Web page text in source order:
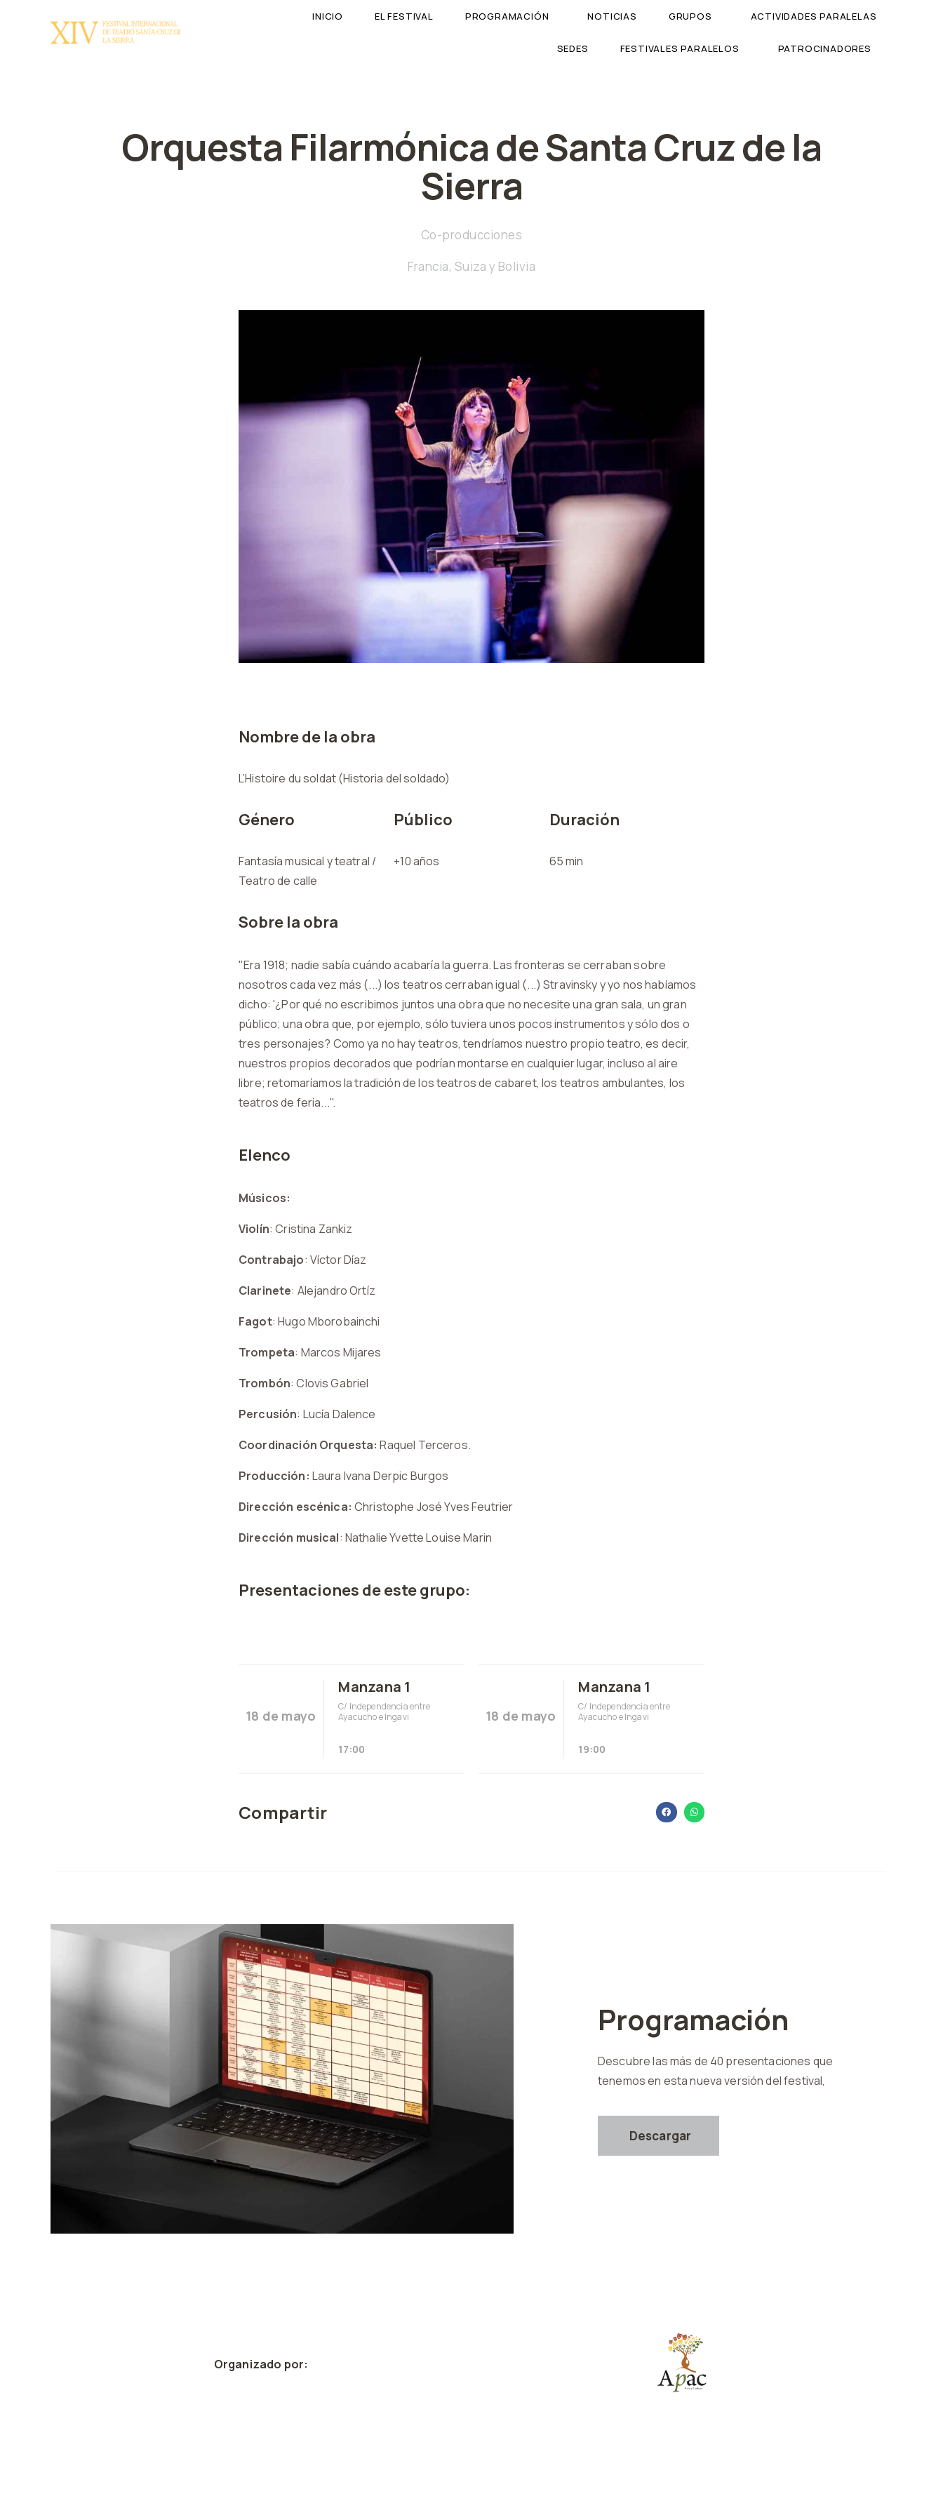
INICIO EL FESTIVAL PROGRAMACIÓN NOTICIAS GRUPOS ACTIVIDADES PARALELAS
SEDES FESTIVALES PARALELOS PATROCINADORES
Orquesta Filarmónica de Santa Cruz de la
Sierra
Co-producciones
Francia, Suiza y Bolivia
Nombre de la obra
L’Histoire du soldat (Historia del soldado)
Género
Fantasía musical y teatral /
Teatro de calle
Público
+10 años
Duración
65 min
Sobre la obra
"Era 1918; nadie sabía cuándo acabaría la guerra. Las fronteras se cerraban sobre
nosotros cada vez más (...) los teatros cerraban igual (...) Stravinsky y yo nos habíamos
dicho: '¿Por qué no escribimos juntos una obra que no necesite una gran sala, un gran
público; una obra que, por ejemplo, sólo tuviera unos pocos instrumentos y sólo dos o
tres personajes? Como ya no hay teatros, tendríamos nuestro propio teatro, es decir,
nuestros propios decorados que podrían montarse en cualquier lugar, incluso al aire
libre; retomaríamos la tradición de los teatros de cabaret, los teatros ambulantes, los
teatros de feria...".
Elenco
Músicos:
Violín: Cristina Zankiz
Contrabajo: Víctor Díaz
Clarinete: Alejandro Ortíz
Fagot: Hugo Mborobainchi
Trompeta: Marcos Mijares
Trombón: Clovis Gabriel
Percusión: Lucía Dalence
Coordinación Orquesta: Raquel Terceros.
Producción: Laura Ivana Derpic Burgos
Dirección escénica: Christophe José Yves Feutrier
Dirección musical: Nathalie Yvette Louise Marin
Presentaciones de este grupo:
18 de mayo
Manzana 1
C/ Independencia entre
Ayacucho e Ingavi
17:00
18 de mayo
Manzana 1
C/ Independencia entre
Ayacucho e Ingavi
19:00
Compartir
Programación
Descubre las más de 40 presentaciones que
tenemos en esta nueva versión del festival,
Descargar
Organizado por: